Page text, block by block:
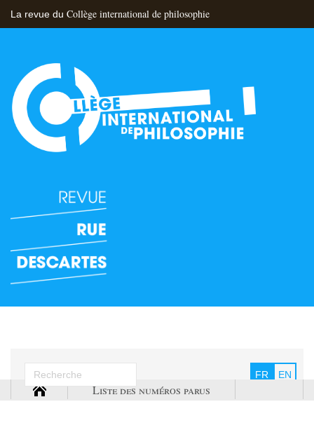
La revue du Collège international de philosophie
FR EN
Liste des numéros parus